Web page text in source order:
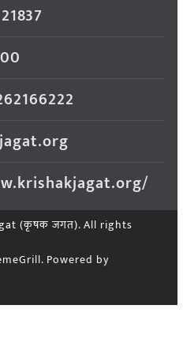
(कृषक जगत). All rights
Powered by